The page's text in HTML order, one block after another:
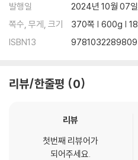
22. Current Challenges and
ble Sensors
발행일
2024년 10월 07일
쪽수, 무게, 크기
370쪽 | 600g |
ISBN13
9781032289809
리뷰/한줄평 0
리뷰
첫번째 리뷰어가
되어주세요.